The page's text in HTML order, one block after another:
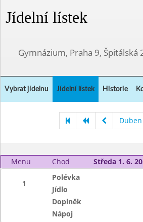
Jídelní lístek
Gymnázium, Praha 9, Špitálská
Vybrat jídelnu Jídelní lístek Historie
Menu Chod Středa 1. 6.
1
Polévka
Jídlo
Doplněk
Nápoj